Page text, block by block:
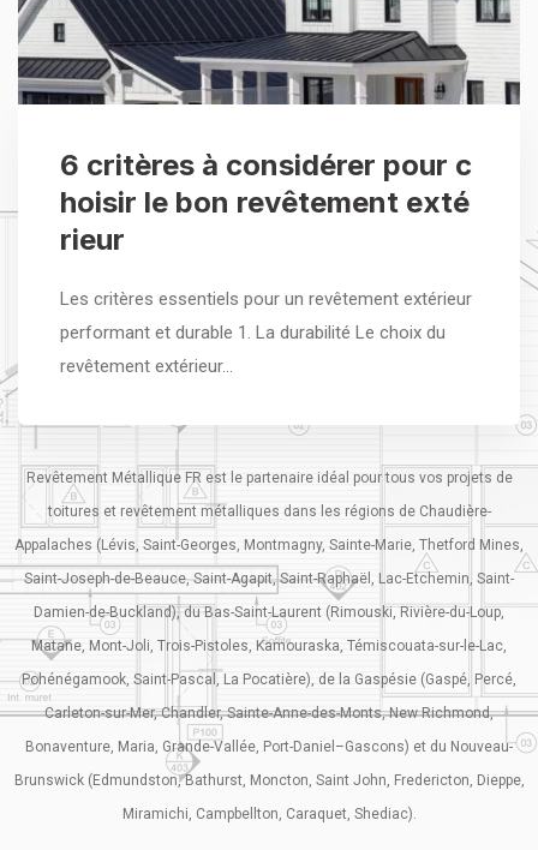
6 critères à considérer pour c
hoisir le bon revêtement exté
rieur
Les critères essentiels pour un revêtement extérieur
performant et durable 1. La durabilité Le choix du
revêtement extérieur…
Revêtement Métallique FR est le partenaire idéal pour tous vos projets de
toitures et revêtement métalliques dans les régions de Chaudière-
Appalaches (Lévis, Saint-Georges, Montmagny, Sainte-Marie, Thetford Mines,
Saint-Joseph-de-Beauce, Saint-Agapit, Saint-Raphaël, Lac-Etchemin, Saint-
Damien-de-Buckland), du Bas-Saint-Laurent (Rimouski, Rivière-du-Loup,
Matane, Mont-Joli, Trois-Pistoles, Kamouraska, Témiscouata-sur-le-Lac,
Pohénégamook, Saint-Pascal, La Pocatière), de la Gaspésie (Gaspé, Percé,
Carleton-sur-Mer, Chandler, Sainte-Anne-des-Monts, New Richmond,
Bonaventure, Maria, Grande-Vallée, Port-Daniel–Gascons) et du Nouveau-
Brunswick (Edmundston, Bathurst, Moncton, Saint John, Fredericton, Dieppe,
Miramichi, Campbellton, Caraquet, Shediac).